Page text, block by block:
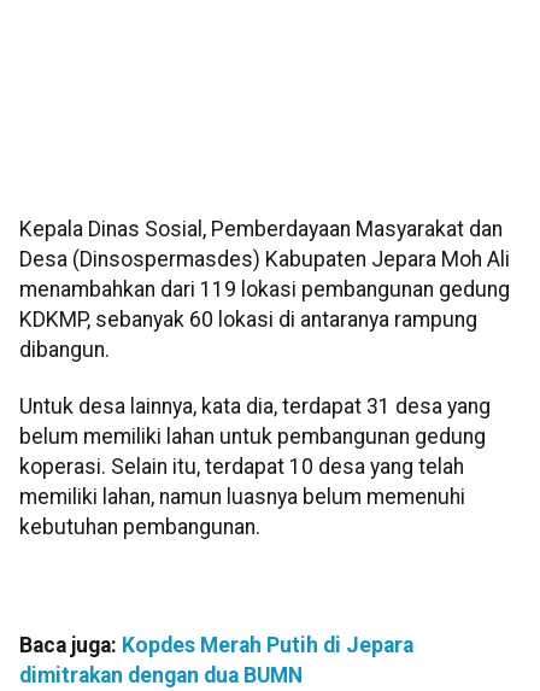
Kepala Dinas Sosial, Pemberdayaan Masyarakat dan
Desa (Dinsospermasdes) Kabupaten Jepara Moh Ali
menambahkan dari 119 lokasi pembangunan gedung
KDKMP, sebanyak 60 lokasi di antaranya rampung
dibangun.
Untuk desa lainnya, kata dia, terdapat 31 desa yang
belum memiliki lahan untuk pembangunan gedung
koperasi. Selain itu, terdapat 10 desa yang telah
memiliki lahan, namun luasnya belum memenuhi
kebutuhan pembangunan.
Baca juga: Kopdes Merah Putih di Jepara
dimitrakan dengan dua BUMN